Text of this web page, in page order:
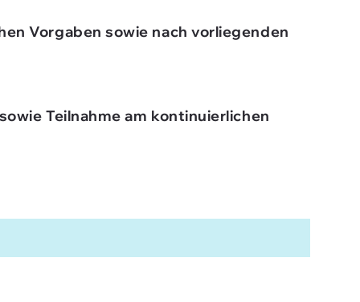
Vorgaben sowie nach vorliegenden
Teilnahme am kontinuierlichen